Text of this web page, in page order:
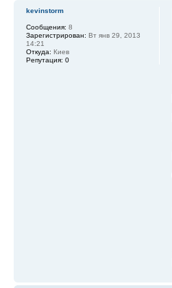
kevinstorm
Сообщения: 8
Зарегистрирован: Вт янв 29, 2013
14:21
Откуда: Киев
Репутация: 0